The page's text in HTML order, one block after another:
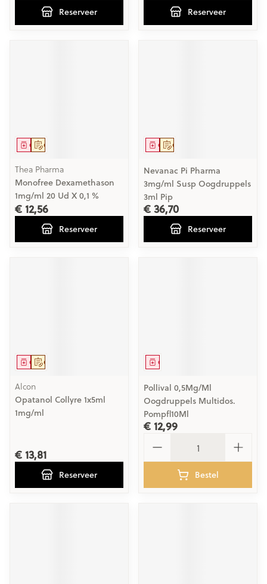
Reserveer Reserveer
Op voorschrift
Geneesmiddel
Thea Pharma
Monofree Dexamethason
1mg/ml 20 Ud X 0,1 %
€ 12,56
Reserveer
Op voorschrift
Geneesmiddel
Nevanac Pi Pharma
3mg/ml Susp Oogdruppels
3ml Pip
€ 36,70
Reserveer
Op voorschrift
Geneesmiddel
Alcon
Opatanol Collyre 1x5ml
1mg/ml
€ 13,81
Reserveer
Geneesmiddel
Pollival 0,5Mg/Ml
Oogdruppels Multidos.
Pompfl10Ml
€ 12,99
Bestel